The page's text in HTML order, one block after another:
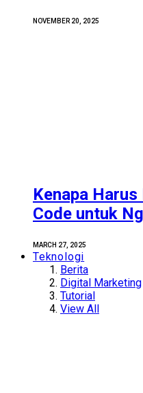
NOVEMBER 20, 2025
Kenapa
Code untuk
MARCH 27, 2025
Teknologi
Berita
Digital Marketing
Tutorial
View All